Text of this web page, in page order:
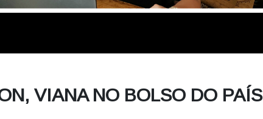
VIANA NO BOLSO DO PAÍS